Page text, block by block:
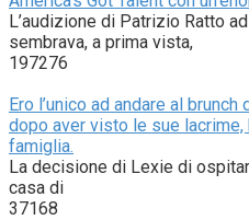
L’audizione di Patrizio Ratto
sembrava, a prima vista,
197276
Ero l’unico ad andare al
dopo aver visto le sue
famiglia.
La decisione di Lexie di
casa di
37168